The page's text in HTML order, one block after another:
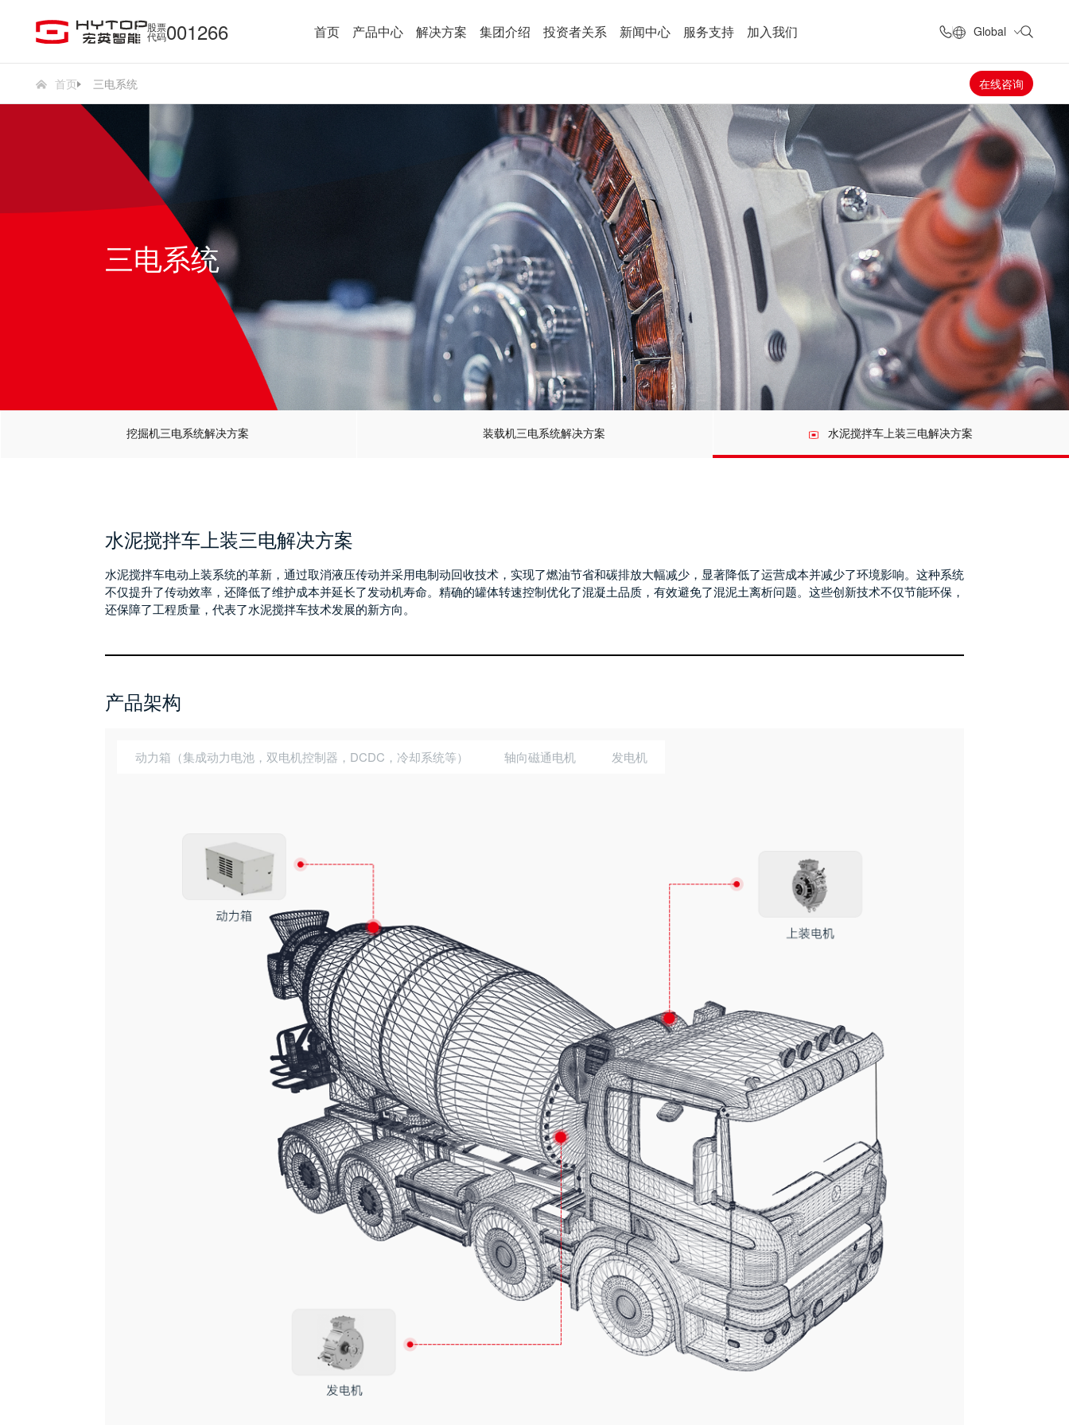
股票
代码001266 首页 产品中心 解决方案 集团介绍 投资者关系 新闻中心 服务支持 加入我们 Global
首页 三电系统 在线咨询
三电系统
挖掘机三电系统解决方案 装载机三电系统解决方案 水泥搅拌车上装三电解决方案
水泥搅拌车上装三电解决方案
水泥搅拌车电动上装系统的革新，通过取消液压传动并采用电制动回收技术，实现了燃油节省和碳排放大幅减少，显著降低了运营成本并减少了环境影响。这种系统
不仅提升了传动效率，还降低了维护成本并延长了发动机寿命。精确的罐体转速控制优化了混凝土品质，有效避免了混泥土离析问题。这些创新技术不仅节能环保，
还保障了工程质量，代表了水泥搅拌车技术发展的新方向。
产品架构
动力箱（集成动力电池，双电机控制器，DCDC，冷却系统等） 轴向磁通电机 发电机